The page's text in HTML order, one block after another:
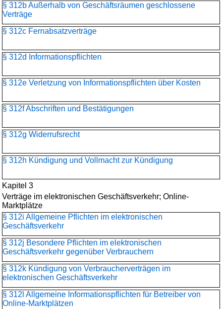
§ 312b Außerhalb von Geschäftsräumen geschlossene
Verträge
§ 312c Fernabsatzverträge
§ 312d Informationspflichten
§ 312e Verletzung von Informationspflichten über Kosten
§ 312f Abschriften und Bestätigungen
§ 312g Widerrufsrecht
§ 312h Kündigung und Vollmacht zur Kündigung
Kapitel 3
Verträge im elektronischen Geschäftsverkehr; Online-
Marktplätze
§ 312i Allgemeine Pflichten im elektronischen
Geschäftsverkehr
§ 312j Besondere Pflichten im elektronischen
Geschäftsverkehr gegenüber Verbrauchern
§ 312k Kündigung von Verbraucherverträgen im
elektronischen Geschäftsverkehr
§ 312l Allgemeine Informationspflichten für Betreiber von
Online-Marktplätzen